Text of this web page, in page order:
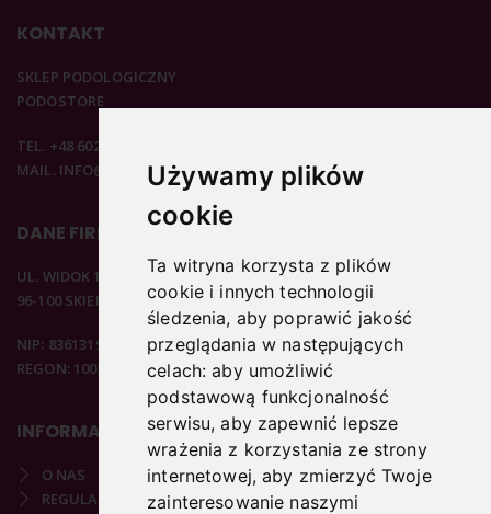
Używamy plików
cookie
Ta witryna korzysta z plików
cookie i innych technologii
śledzenia, aby poprawić jakość
przeglądania w następujących
celach:aby umożliwić
podstawową funkcjonalność
serwisu,aby zapewnić lepsze
wrażenia z korzystania ze strony
internetowej,aby zmierzyć Twoje
zainteresowanie naszymi
KONTAKT
SKLEP PODOLOGICZNY
PODOSTORE
TEL. +48 602 537 894
MAIL. INFO@PODOSTORE.PL
DANE FIRMOWE
UL. WIDOK 15B
96-100 SKIERNIEWICE
NIP: 8361319313
REGON: 100297020
INFORMACJE
O NAS
REGULAMIN